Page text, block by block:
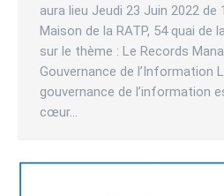
aura lieu Jeudi 23 Juin 2022 de
Maison de la RATP, 54 quai de
sur le thème : Le Records
Gouvernance de l’Information
gouvernance de l’information
cœur…